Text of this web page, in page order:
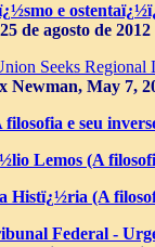
e
25 de agosto de 2012
Seeks Regional
Newman, May 7,
filosofia e seu
Lemos (A
Histï¿½ria (A
Federal -